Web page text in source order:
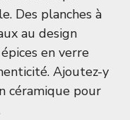
Des planches à
au design
en verre
Ajoutez-y
céramique pour